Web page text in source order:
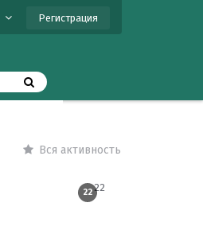
Регистрация
Вся активность
22
22